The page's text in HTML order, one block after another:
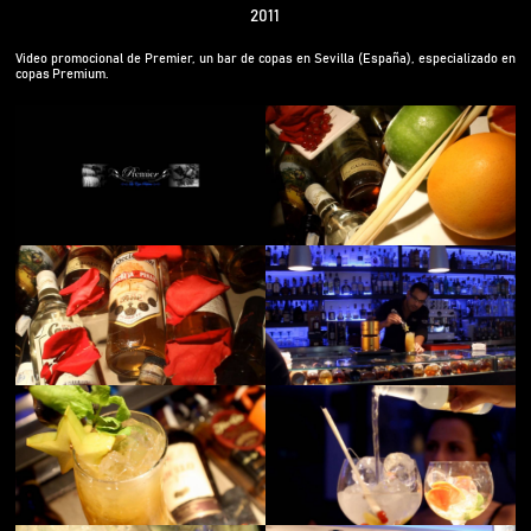
2011
Video promocional de Premier, un bar de copas en Sevilla (España), especializado en
copas Premium.